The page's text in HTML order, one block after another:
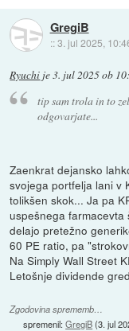
GregiB
::3. jul 2025,
Ryuchi je3. jul 2025 ob
tip sam trola in to
odgovarjate...
Zaenkrat dejansko
svojega portfelja lani v
tolikšen skok... Ja pa
uspešnega
delajo pretežno
60 PE ratio, pa
Na Simply Wall Street
Letošnje dividende
Zgodovina sprememb…
spremenil:GregiB(3. jul